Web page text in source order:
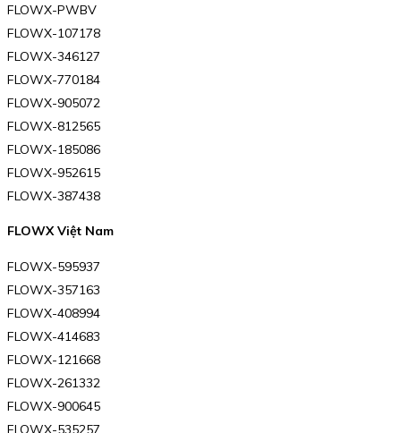
FLOWX-PWBV
FLOWX-107178
FLOWX-346127
FLOWX-770184
FLOWX-905072
FLOWX-812565
FLOWX-185086
FLOWX-952615
FLOWX-387438
FLOWX Việt Nam
FLOWX-595937
FLOWX-357163
FLOWX-408994
FLOWX-414683
FLOWX-121668
FLOWX-261332
FLOWX-900645
FLOWX-535257